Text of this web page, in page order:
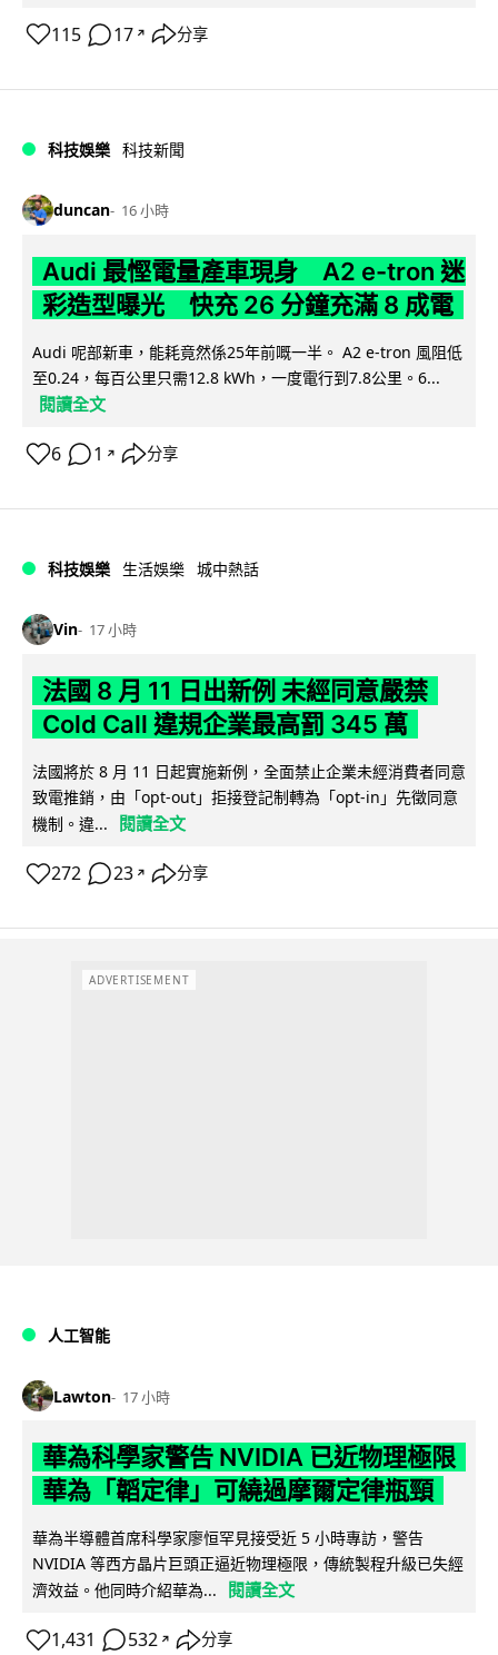
115 17 ↗ 分享
科技娛樂 科技新聞
duncan 16 小時
Audi 最慳電量產車現身 A2 e-tron 迷
彩造型曝光 快充 26 分鐘充滿 8 成電
Audi 呢部新車，能耗竟然係25年前嘅一半。 A2 e-tron 風阻低
至0.24，每百公里只需12.8 kWh，一度電行到7.8公里。6...
閱讀全文
6 1 ↗ 分享
科技娛樂 生活娛樂 城中熱話
Vin 17 小時
法國 8 月 11 日出新例 未經同意嚴禁
Cold Call 違規企業最高罰 345 萬
法國將於 8 月 11 日起實施新例，全面禁止企業未經消費者同意
致電推銷，由「opt-out」拒接登記制轉為「opt-in」先徵同意
機制。違...
閱讀全文
272 23 ↗ 分享
ADVERTISEMENT
人工智能
Lawton 17 小時
華為科學家警告 NVIDIA 已近物理極限
華為「韜定律」可繞過摩爾定律瓶頸
華為半導體首席科學家廖恒罕見接受近 5 小時專訪，警告
NVIDIA 等西方晶片巨頭正逼近物理極限，傳統製程升級已失經
濟效益。他同時介紹華為...
閱讀全文
1,431 532 ↗ 分享